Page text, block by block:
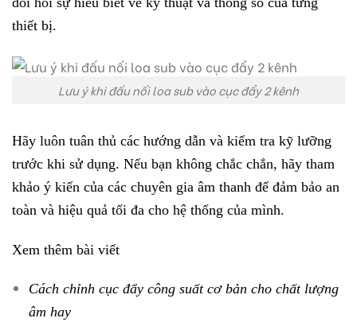
thiết bị.
Lưu ý khi đấu nối loa sub vào cục đẩy 2 kênh
Hãy luôn tuân thủ các hướng dẫn và kiểm tra kỹ lưỡng
trước khi sử dụng. Nếu bạn không chắc chắn, hãy tham
khảo ý kiến của các chuyên gia âm thanh để đảm bảo an
toàn và hiệu quả tối đa cho hệ thống của mình.
Xem thêm bài viết
Cách chỉnh cục đẩy công suất cơ bản cho chất lượng
âm hay